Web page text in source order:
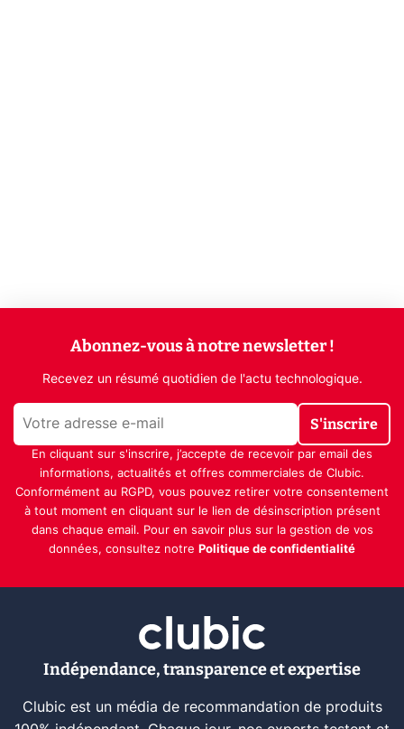
Abonnez-vous à notre newsletter !
Recevez un résumé quotidien de l'actu technologique.
S'inscrire
En cliquant sur s'inscrire, j’accepte de recevoir par email des
informations, actualités et offres commerciales de Clubic.
Conformément au RGPD, vous pouvez retirer votre consentement
à tout moment en cliquant sur le lien de désinscription présent
dans chaque email. Pour en savoir plus sur la gestion de vos
données, consultez notre Politique de confidentialité
Indépendance, transparence et expertise
Clubic est un média de recommandation de produits